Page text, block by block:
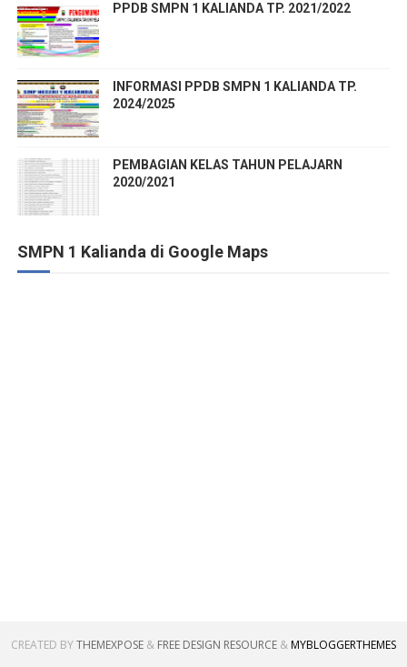
PPDB SMPN 1 KALIANDA TP. 2021/2022
INFORMASI PPDB SMPN 1 KALIANDA TP.
2024/2025
PEMBAGIAN KELAS TAHUN PELAJARN
2020/2021
SMPN 1 Kalianda di Google Maps
CREATED BYTHEMEXPOSE& FREE DESIGN RESOURCE& MYBLOGGERTHEMES